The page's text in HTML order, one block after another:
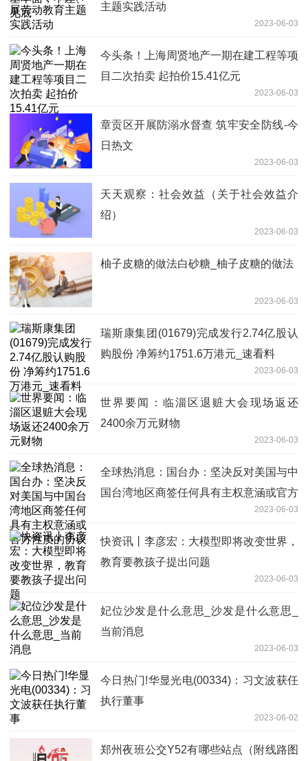
主题实践活动
2023-06-03
今头条！上海周贤地产一期在建工程等项
目二次拍卖 起拍价15.41亿元
2023-06-03
章贡区开展防溺水督查 筑牢安全防线-今
日热文
2023-06-03
天天观察：社会效益（关于社会效益介
绍）
2023-06-03
柚子皮糖的做法白砂糖_柚子皮糖的做法
2023-06-03
瑞斯康集团(01679)完成发行2.74亿股认
购股份 净筹约1751.6万港元_速看料
2023-06-03
世界要闻：临淄区退赃大会现场返还
2400余万元财物
2023-06-03
全球热消息：国台办：坚决反对美国与中
国台湾地区商签任何具有主权意涵或官方
2023-06-03
快资讯丨李彦宏：大模型即将改变世界，
教育要教孩子提出问题
2023-06-03
妃位沙发是什么意思_沙发是什么意思_
当前消息
2023-06-03
今日热门!华显光电(00334)：习文波获任
执行董事
2023-06-02
郑州夜班公交Y52有哪些站点（附线路图